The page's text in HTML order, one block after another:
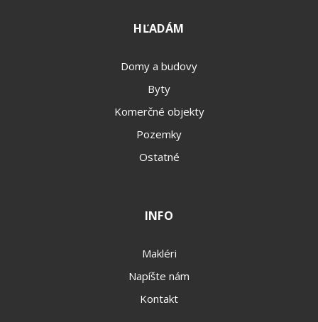
HĽADÁM
Domy a budovy
Byty
Komerčné objekty
Pozemky
Ostatné
INFO
Makléri
Napíšte nám
Kontakt